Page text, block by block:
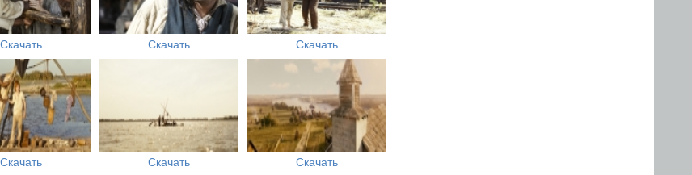
Скачать Скачать Скачать
Скачать Скачать Скачать